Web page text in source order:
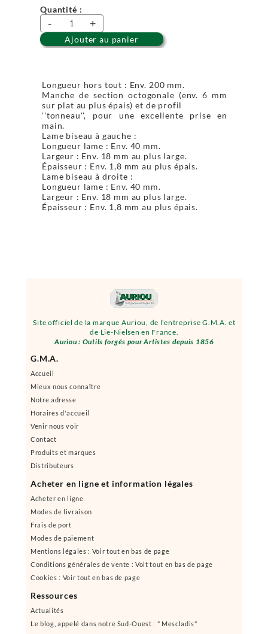
Site officiel de la marque Auriou, de l'entreprise G.M.A. et
de Lie-Nielsen en France.
Auriou : Outils forgés pour Artistes depuis 1856
G.M.A.
Accueil
Mieux nous connaître
Notre adresse
Horaires d'accueil
Venir nous voir
Contact
Produits et marques
Distributeurs
Acheter en ligne et information légales
Acheter en ligne
Modes de livraison
Frais de port
Modes de paiement
Mentions légales : Voir tout en bas de page
Conditions générales de vente : Voit tout en bas de page
Cookies : Voir tout en bas de page
Ressources
Actualités
Le blog, appelé dans notre Sud-Ouest : " Mescladis"
Quantité :
- +
Ajouter au panier
Longueur hors tout : Env. 200 mm.
Manche de section octogonale (env. 6 mm
sur plat au plus épais) et de profil
''tonneau'', pour une excellente prise en
main.
Lame biseau à gauche :
Longueur lame : Env. 40 mm.
Largeur : Env. 18 mm au plus large.
Épaisseur : Env. 1,8 mm au plus épais.
Lame biseau à droite :
Longueur lame : Env. 40 mm.
Largeur : Env. 18 mm au plus large.
Épaisseur : Env. 1,8 mm au plus épais.